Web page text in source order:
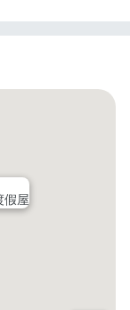
假屋